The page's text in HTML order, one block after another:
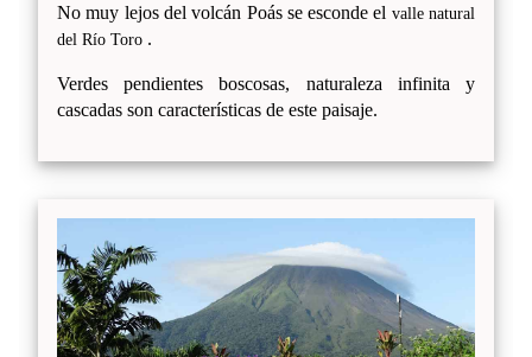
No muy lejos del volcán Poás se esconde el valle natural
del Río Toro .
Verdes pendientes boscosas, naturaleza infinita y
cascadas son características de este paisaje.